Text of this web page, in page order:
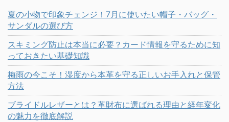
夏の小物で印象チェンジ！7月に使いたい帽子・バッグ・
サンダルの選び方
スキミング防止は本当に必要？カード情報を守るために知
っておきたい基礎知識
梅雨の今こそ！湿度から本革を守る正しいお手入れと保管
方法
ブライドルレザーとは？革財布に選ばれる理由と経年変化
の魅力を徹底解説